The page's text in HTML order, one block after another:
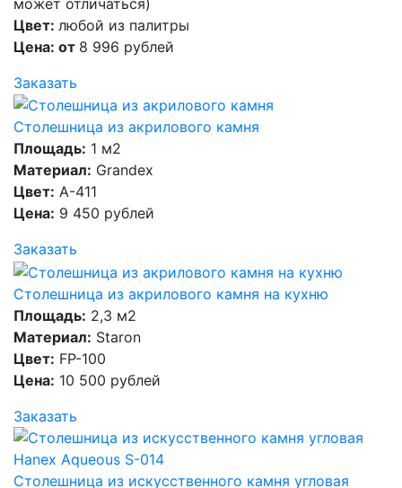
Цвет: любой из палитры
Цена: от 8 996 рублей
Заказать
Столешница из акрилового камня
Площадь: 1 м2
Материал: Grandex
Цвет: A-411
Цена: 9 450 рублей
Заказать
Столешница из акрилового камня на кухню
Площадь: 2,3 м2
Материал: Staron
Цвет: FP-100
Цена: 10 500 рублей
Заказать
Столешница из искусственного камня угловая